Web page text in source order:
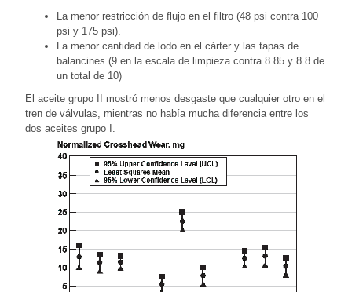
La menor restricción de flujo en el filtro (48 psi contra 100
psi y 175 psi).
La menor cantidad de lodo en el cárter y las tapas de
balancines (9 en la escala de limpieza contra 8.85 y 8.8 de
un total de 10)
El aceite grupo II mostró menos desgaste que cualquier otro en el
tren de válvulas, mientras no había mucha diferencia entre los
dos aceites grupo I.